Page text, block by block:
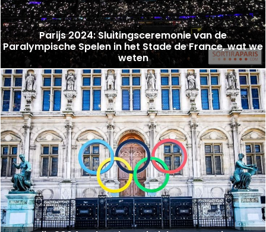
Parijs 2024: Sluitingsceremonie van de
Paralympische Spelen in het Stade de France, wat we
weten